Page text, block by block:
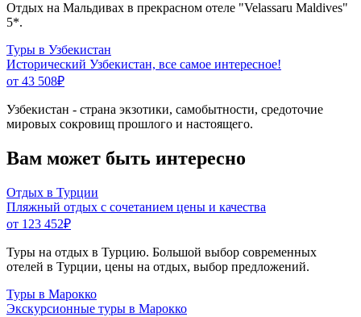
Отдых на Мальдивах в прекрасном отеле "Velassaru Maldives"
5*.
Туры в Узбекистан
Исторический Узбекистан, все самое интересное!
от 43 508₽
Узбекистан - страна экзотики, самобытности, средоточие
мировых сокровищ прошлого и настоящего.
Вам может быть интересно
Отдых в Турции
Пляжный отдых с сочетанием цены и качества
от 123 452₽
Туры на отдых в Турцию. Большой выбор современных
отелей в Турции, цены на отдых, выбор предложений.
Туры в Марокко
Экскурсионные туры в Марокко